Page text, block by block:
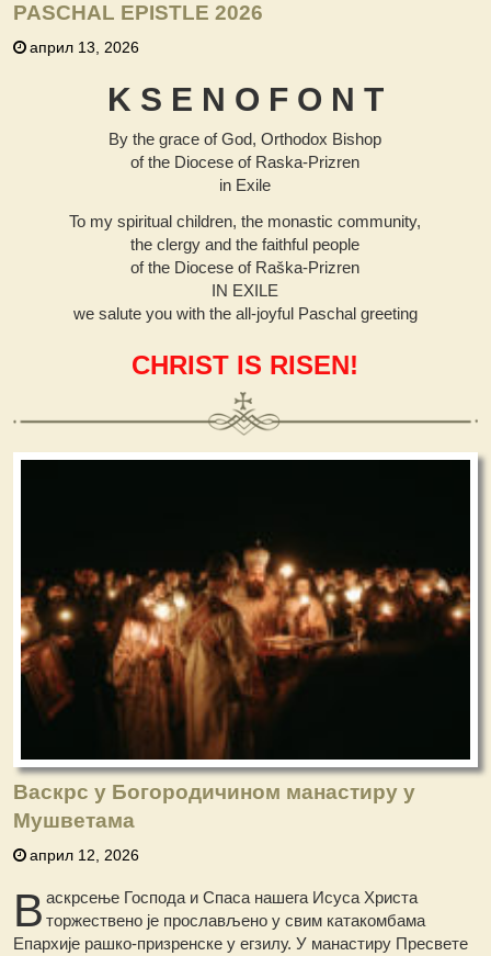
PASCHAL EPISTLE 2026
април 13, 2026
K S E N О F О N Т
By the grace of God, Orthodox Bishop
of the Diocese of Raska-Prizren
in Exile
To my spiritual children, the monastic community,
the clergy and the faithful people
of the Diocese of Raška-Prizren
IN EXILE
we salute you with the all-joyful Paschal greeting
CHRIST IS RISEN!
Васкрс у Богородичином манастиру у
Мушветама
април 12, 2026
В аскрсење Господа и Спаса нашега Исуса Христа
торжествено је прослављено у свим катакомбама
Епархије рашко-призренске у егзилу. У манастиру Пресвете